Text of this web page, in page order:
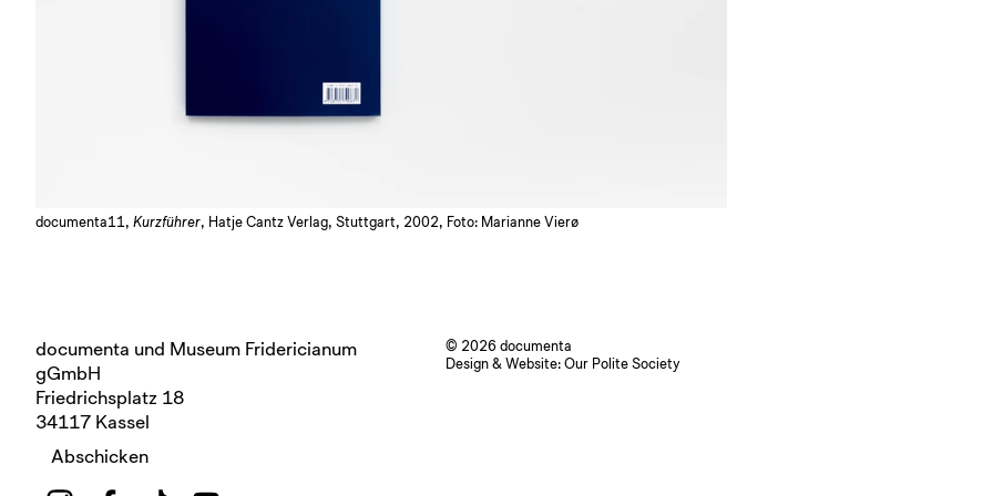
documenta11, Kurzführer, Hatje Cantz Verlag, Stuttgart, 2002, Foto: Marianne Vierø
documenta und Museum Fridericianum
gGmbH
Friedrichsplatz 18
34117 Kassel
Abschicken
© 2026 documenta
Design & Website:Our Polite Society